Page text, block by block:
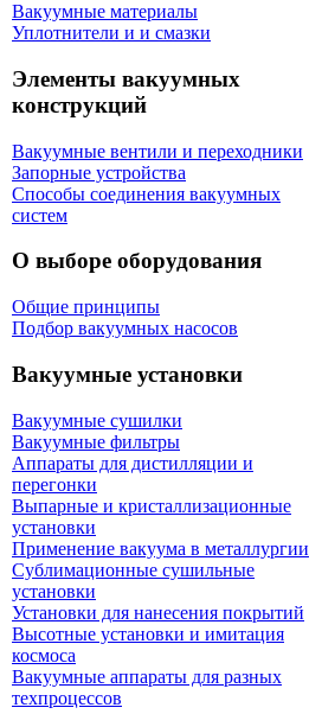
Вакуумные материалы
Уплотнители и и смазки
Элементы вакуумных
конструкций
Вакуумные вентили и переходники
Запорные устройства
Способы соединения вакуумных
систем
О выборе оборудования
Общие принципы
Подбор вакуумных насосов
Вакуумные установки
Вакуумные сушилки
Вакуумные фильтры
Аппараты для дистилляции и
перегонки
Выпарные и кристаллизационные
установки
Применение вакуума в металлургии
Сублимационные сушильные
установки
Установки для нанесения покрытий
Высотные установки и имитация
космоса
Вакуумные аппараты для разных
техпроцессов